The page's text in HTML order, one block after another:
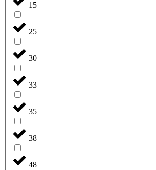
15
25
30
33
35
38
48